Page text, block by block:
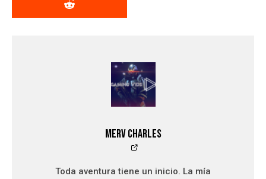
Merv Charles
Toda aventura tiene un inicio. La mía